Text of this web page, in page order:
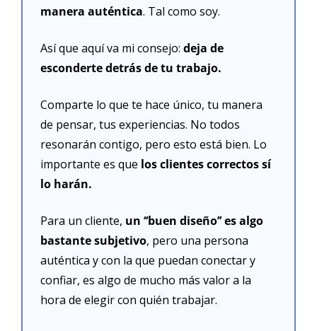
manera auténtica. Tal como soy.
Así que aquí va mi consejo: deja de
esconderte detrás de tu trabajo.
Comparte lo que te hace único, tu manera
de pensar, tus experiencias. No todos
resonarán contigo, pero esto está bien. Lo
importante es que los clientes correctos sí
lo harán.
Para un cliente, un ‘‘buen diseño’’ es algo
bastante subjetivo, pero una persona
auténtica y con la que puedan conectar y
confiar, es algo de mucho más valor a la
hora de elegir con quién trabajar.